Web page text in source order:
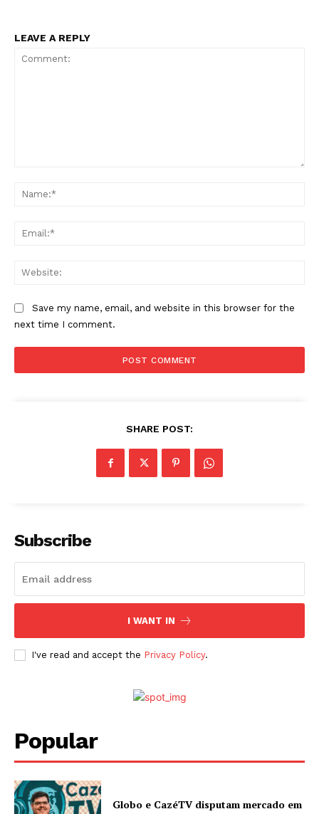
LEAVE A REPLY
Save my name, email, and website in this browser for the
next time I comment.
SHARE POST:
Subscribe
I WANT IN
I've read and accept the Privacy Policy.
Popular
Globo e CazéTV disputam mercado em